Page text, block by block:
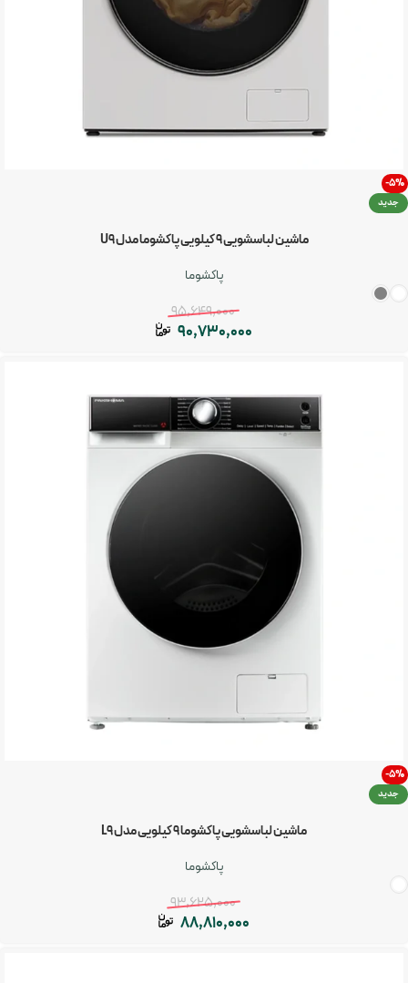
-5%
جدید
ماشین لباسشویی ۹ کیلویی پاکشوما مدل U9
پاکشوما
95,649,000
90,730,000
-5%
جدید
ماشین لباسشویی پاکشوما 9 کیلویی مدل L9
پاکشوما
93,625,000
88,810,000